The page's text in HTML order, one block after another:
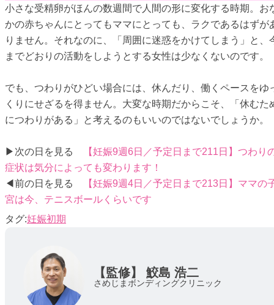
小さな受精卵がほんの数週間で人間の形に変化する時期。お
かの赤ちゃんにとってもママにとっても、ラクであるはずが
りません。それなのに、「周囲に迷惑をかけてしまう」と、
までどおりの活動をしようとする女性は少なくないのです。
でも、つわりがひどい場合には、休んだり、働くペースをゆ
くりにせざるを得ません。大変な時期だからこそ、「休むた
につわりがある」と考えるのもいいのではないでしょうか。
▶次の日を見る
【妊娠9週6日／予定日まで211日】つわり
症状は気分によっても変わります！
◀前の日を見る
【妊娠9週4日／予定日まで213日】ママの
宮は今、テニスボールくらいです
妊娠初期
【監修】 鮫島 浩二
さめじまボンディングクリニック